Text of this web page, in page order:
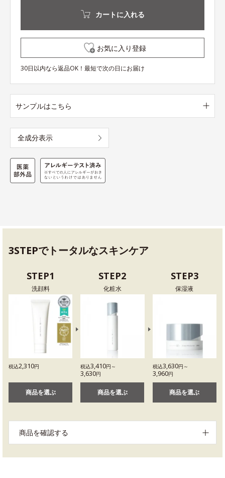
カートに入れる
お気に入り登録
30日以内なら返品OK！最短で次の日にお届け
サンプルはこちら
全成分表示
3STEPでトータルなスキンケア
STEP1
洗顔料
税込2,310円
商品を選ぶ
STEP2
化粧水
税込3,410円～
3,630円
商品を選ぶ
STEP3
保湿液
税込3,630円～
3,960円
商品を選ぶ
商品を確認する